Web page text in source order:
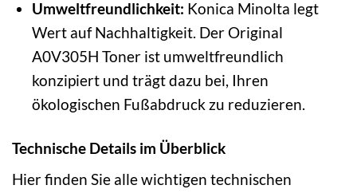
Umweltfreundlichkeit: Konica Minolta legt
Wert auf Nachhaltigkeit. Der Original
A0V305H Toner ist umweltfreundlich
konzipiert und trägt dazu bei, Ihren
ökologischen Fußabdruck zu reduzieren.
Technische Details im Überblick
Hier finden Sie alle wichtigen technischen